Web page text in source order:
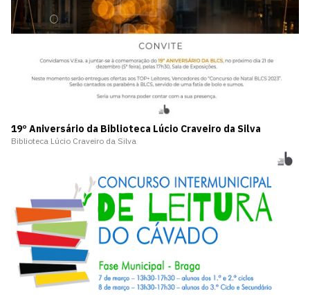
19º Aniversário da Biblioteca Lúcio Craveiro da Silva
Biblioteca Lúcio Craveiro da Silva